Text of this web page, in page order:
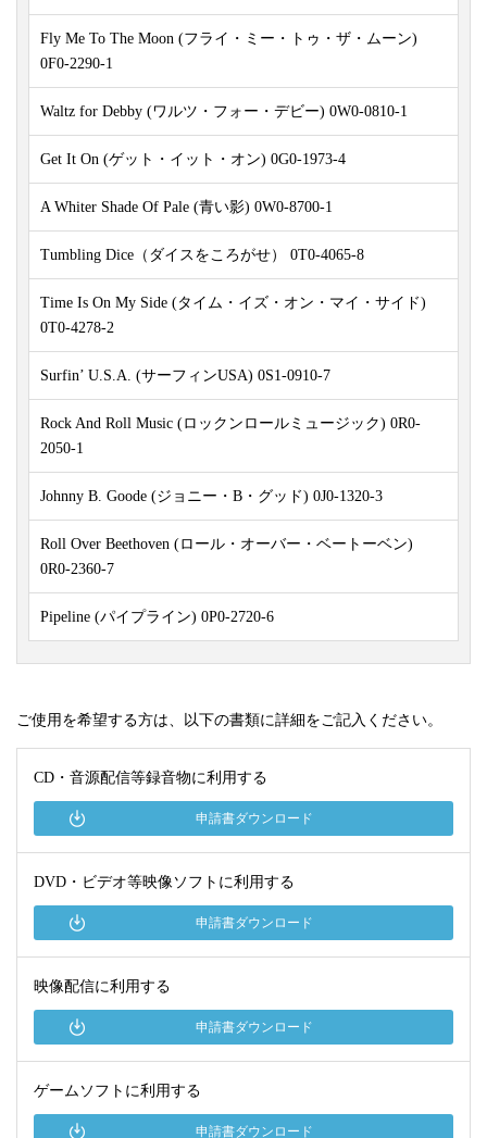
Fly Me To The Moon (フライ・ミー・トゥ・ザ・ムーン)
0F0-2290-1
Waltz for Debby (ワルツ・フォー・デビー) 0W0-0810-1
Get It On (ゲット・イット・オン) 0G0-1973-4
A Whiter Shade Of Pale (青い影) 0W0-8700-1
Tumbling Dice（ダイスをころがせ） 0T0-4065-8
Time Is On My Side (タイム・イズ・オン・マイ・サイド)
0T0-4278-2
Surfin’ U.S.A. (サーフィンUSA) 0S1-0910-7
Rock And Roll Music (ロックンロールミュージック) 0R0-
2050-1
Johnny B. Goode (ジョニー・B・グッド) 0J0-1320-3
Roll Over Beethoven (ロール・オーバー・ベートーベン)
0R0-2360-7
Pipeline (パイプライン) 0P0-2720-6
ご使用を希望する方は、以下の書類に詳細をご記入ください。
CD・音源配信等録音物に利用する
申請書ダウンロード
DVD・ビデオ等映像ソフトに利用する
申請書ダウンロード
映像配信に利用する
申請書ダウンロード
ゲームソフトに利用する
申請書ダウンロード